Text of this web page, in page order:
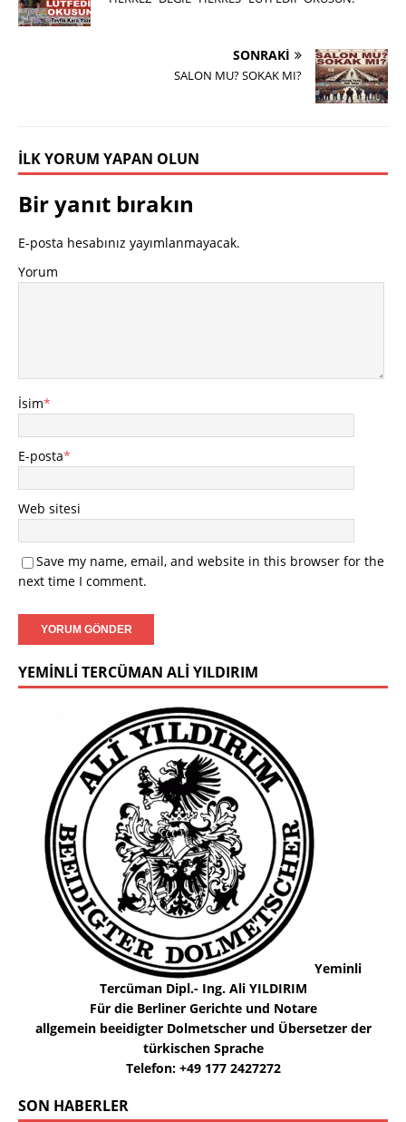
SONRAKI
SALON MU? SOKAK MI?
İLK YORUM YAPAN OLUN
Bir yanıt bırakın
E-posta hesabınız yayımlanmayacak.
Yorum
İsim*
E-posta*
Web sitesi
Save my name, email, and website in this browser for the
next time I comment.
YEMINLI TERCÜMAN ALI YILDIRIM
Yeminli
Tercüman Dipl.- Ing. Ali YILDIRIM
Für die Berliner Gerichte und Notare
allgemein beeidigter Dolmetscher und Übersetzer der
türkischen Sprache
Telefon: +49 177 2427272
SON HABERLER